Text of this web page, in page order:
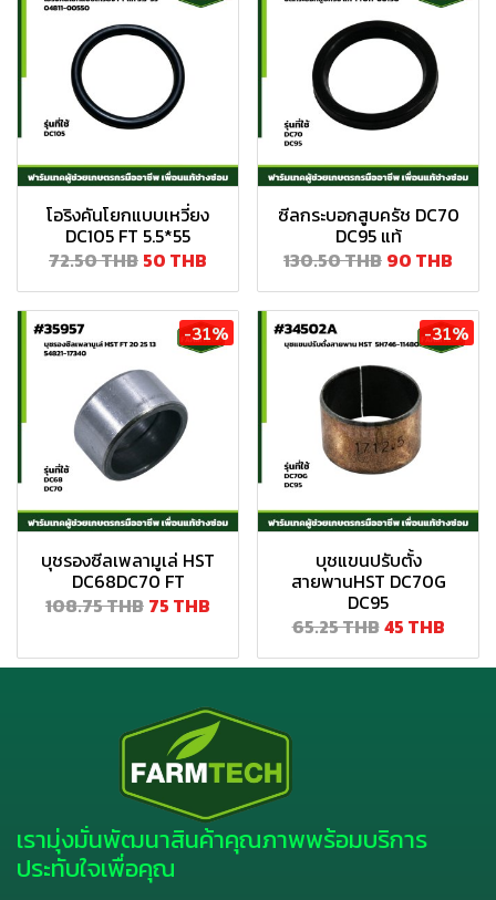
โอริงคันโยกแบบเหวี่ยง
DC105 FT 5.5*55
72.50 THB 50 THB
ซีลกระบอกสูบครัช DC70
DC95 แท้
130.50 THB 90 THB
-31%
บุชรองซีลเพลามูเล่ HST
DC68DC70 FT
108.75 THB 75 THB
-31%
บุชแขนปรับตั้ง
สายพานHST DC70G
DC95
65.25 THB45 THB
เรามุ่งมั่นพัฒนาสินค้าคุณภาพพร้อมบริการ
ประทับใจเพื่อคุณ